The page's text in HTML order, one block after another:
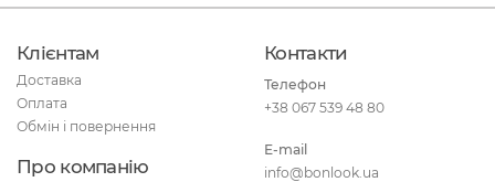
Клієнтам
Доставка
Оплата
Обмін і повернення
Про компанію
Контакти
Телефон
+38 067 539 48 80
E-mail
info@bonlook.ua